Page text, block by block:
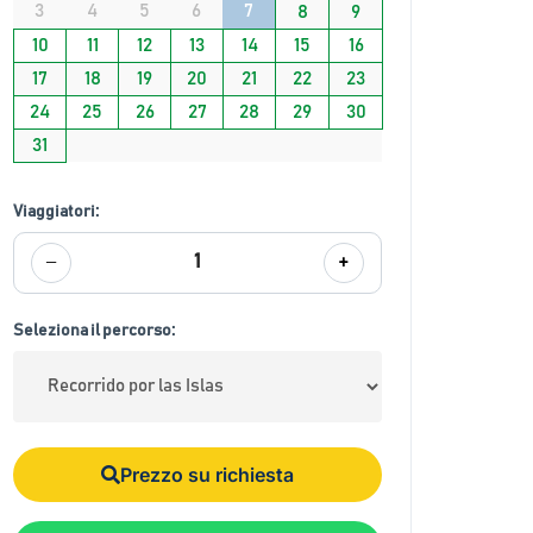
3 4 5 6 7 8
9
10
11 12 13 14 15
16
17
18 19 20 21 22
23
24
25 26 27 28 29
30
31
Viaggiatori:
− 1 +
Seleziona il percorso:
Prezzo su richiesta